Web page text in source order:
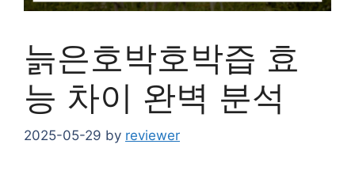
늙은호박호박즙 효
능 차이 완벽 분석
2025-05-29 by reviewer